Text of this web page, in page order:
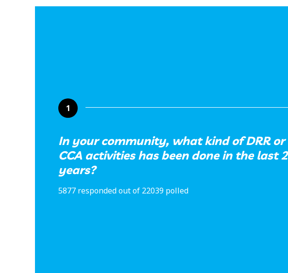
1
In your community, what kind of DRR or
CCA activities has been done in the last 2
years?
5877 responded out of 22039 polled